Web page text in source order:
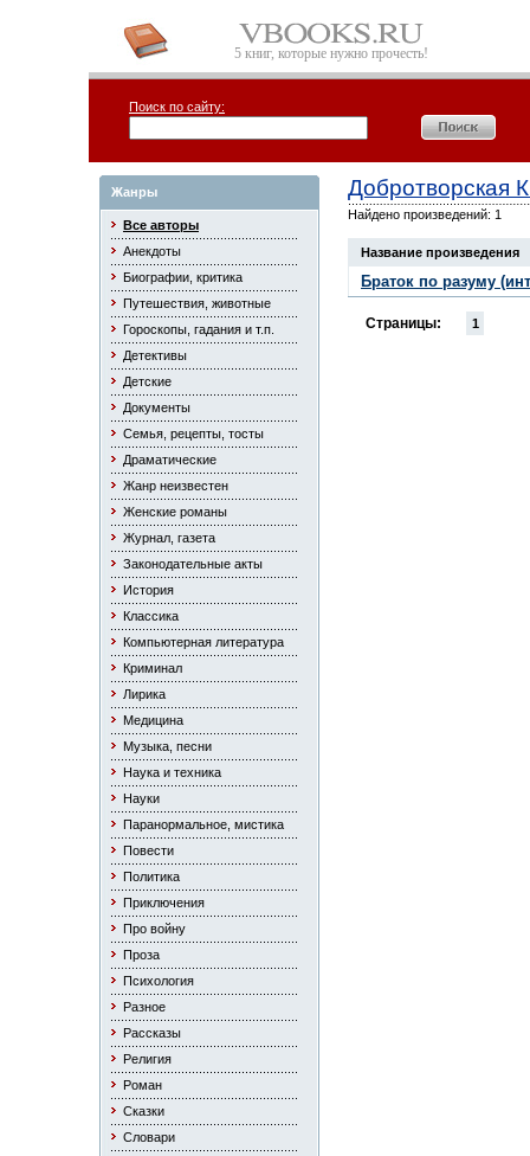
5 книг, которые нужно прочесть!
Поиск по сайту:
Жанры
Все авторы
Анекдоты
Биографии, критика
Путешествия, животные
Гороскопы, гадания и т.п.
Детективы
Детские
Документы
Семья, рецепты, тосты
Драматические
Жанр неизвестен
Женские романы
Журнал, газета
Законодательные акты
История
Классика
Компьютерная литература
Криминал
Лирика
Медицина
Музыка, песни
Наука и техника
Науки
Паранормальное, мистика
Повести
Политика
Приключения
Про войну
Проза
Психология
Разное
Рассказы
Религия
Роман
Сказки
Словари
Добротворская
Найдено произведений: 1
Название произведения
Браток по разуму
Страницы: 1